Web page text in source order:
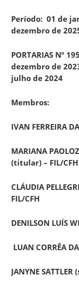
Período: 01 de
dezembro de
PORTARIAS Nº
dezembro de
julho de 2024
Membros:
IVAN FERREIRA
MARIANA
(titular) – FIL/CFH
CLÁUDIA
FIL/CFH
DENILSON LUÍS
LUAN CORRÊA
JANYNE